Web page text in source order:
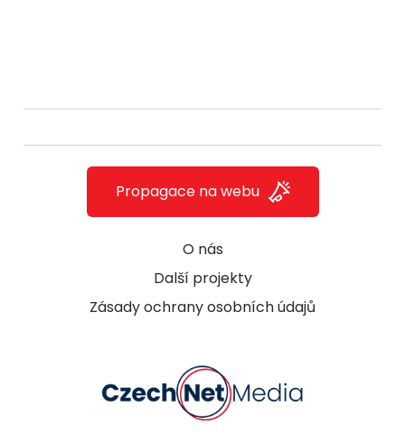
O nás
Další projekty
Zásady ochrany osobních údajů
Propagace na webu